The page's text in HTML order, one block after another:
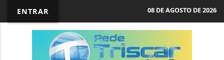
ENTRAR 08 DE AGOSTO DE 2026